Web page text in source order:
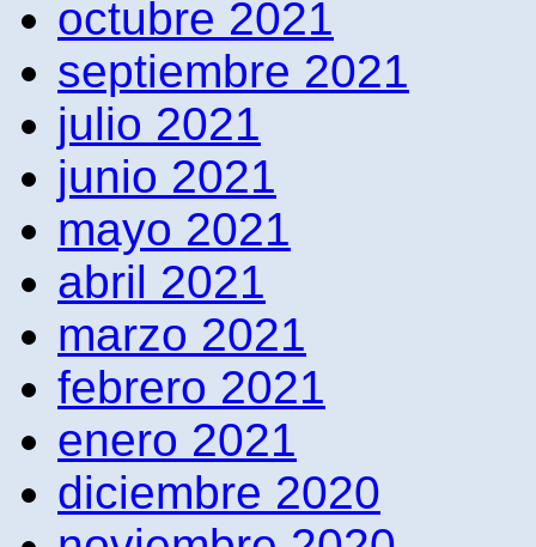
octubre 2021
septiembre 2021
julio 2021
junio 2021
mayo 2021
abril 2021
marzo 2021
febrero 2021
enero 2021
diciembre 2020